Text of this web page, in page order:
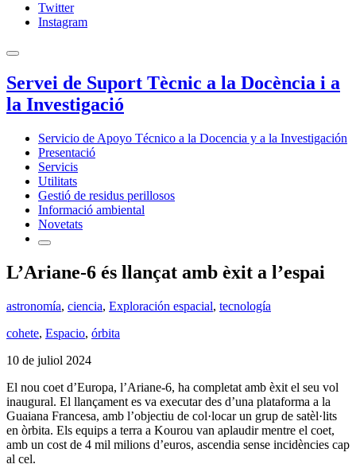
Twitter
Instagram
Servei de Suport Tècnic a la Docència i a
la Investigació
Servicio de Apoyo Técnico a la Docencia y a la Investigación
Presentació
Servicis
Utilitats
Gestió de residus perillosos
Informació ambiental
Novetats
L’Ariane-6 és llançat amb èxit a l’espai
astronomía, ciencia, Exploración espacial, tecnología
cohete, Espacio, órbita
10 de juliol 2024
El nou coet d’Europa, l’Ariane-6, ha completat amb èxit el seu vol
inaugural. El llançament es va executar des d’una plataforma a la
Guaiana Francesa, amb l’objectiu de col·locar un grup de satèl·lits
en òrbita. Els equips a terra a Kourou van aplaudir mentre el coet,
amb un cost de 4 mil milions d’euros, ascendia sense incidències cap
al cel.